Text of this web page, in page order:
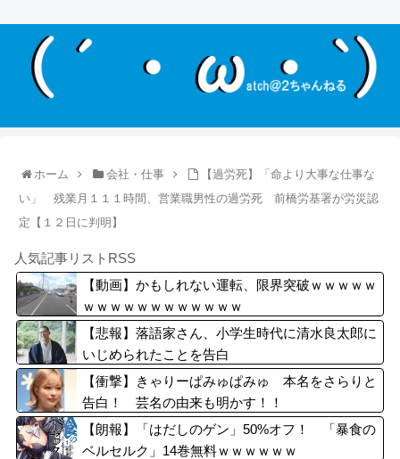
ホーム 会社・仕事
【過労死】「命より大事な仕事な
い」 残業月１１１時間、営業職男性の過労死 前橋労基署が労災認
定【１２日に判明】
人気記事リストRSS
【動画】かもしれない運転、限界突破ｗｗｗｗｗ
ｗｗｗｗｗｗｗｗｗｗｗｗ
【悲報】落語家さん、小学生時代に清水良太郎に
いじめられたことを告白
【衝撃】きゃりーぱみゅぱみゅ 本名をさらりと
告白！ 芸名の由来も明かす！！
【朗報】「はだしのゲン」50%オフ！ 「暴食の
ベルセルク」14巻無料ｗｗｗｗｗｗ